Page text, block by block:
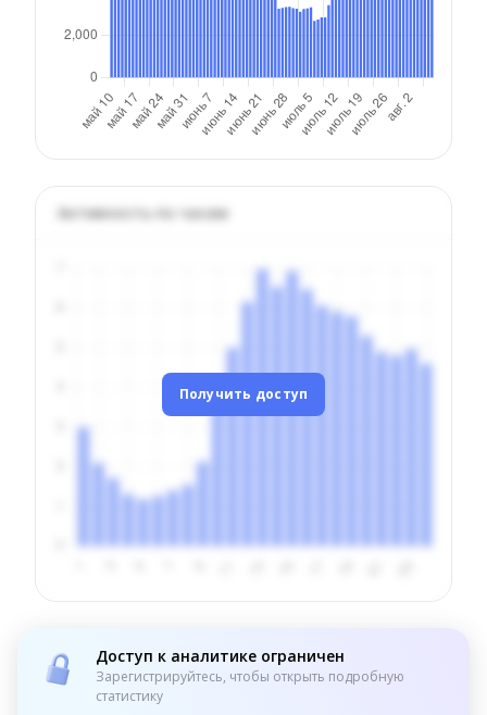
Активность по часам
Получить доступ
Доступ к аналитике ограничен
Зарегистрируйтесь, чтобы открыть подробную
статистику